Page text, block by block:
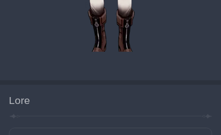
Lore